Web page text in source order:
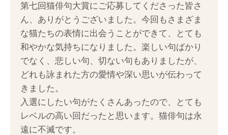
第七回猫俳句大賞にご応募してくださった皆さ
ん、ありがとうございました。今回もさまざま
な猫たちの表情に出会うことができて、とても
和やかな気持ちになりました。楽しい句ばかり
でなく、悲しい句、切ない句もありましたが、
どれも詠まれた方の愛情や深い思いが伝わって
きました。
入選にしたい句がたくさんあったので、とても
レベルの高い回だったと思います。猫俳句は永
遠に不滅です。